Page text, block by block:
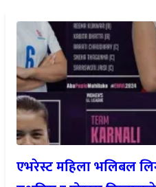
एभरेस्ट महिला भलिबल